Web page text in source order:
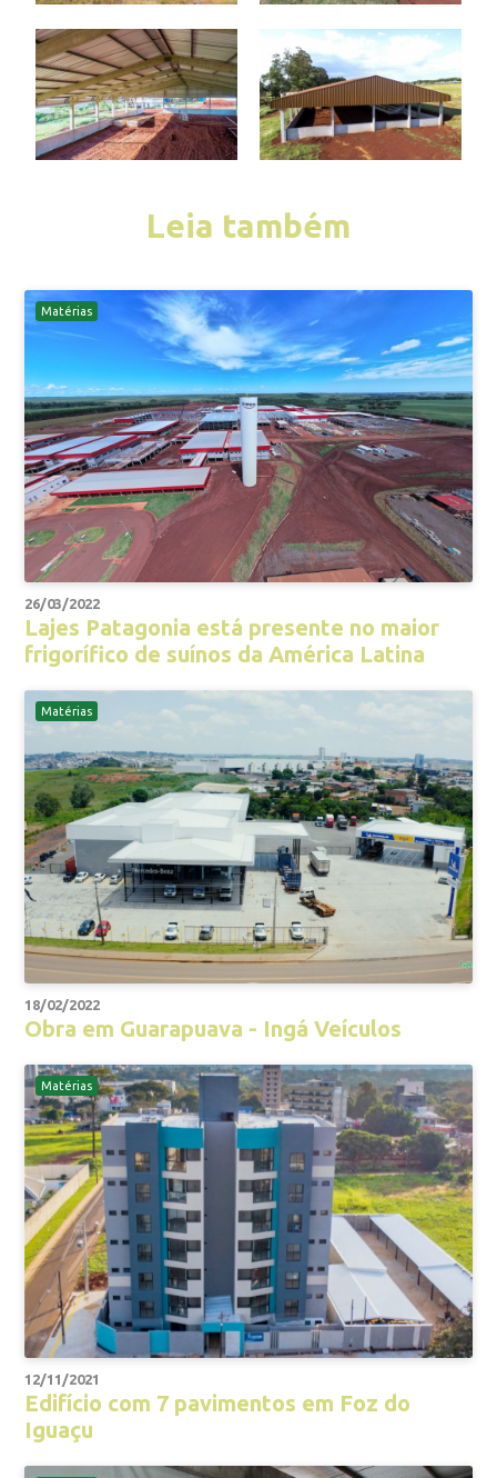
Leia também
Matérias
26/03/2022
Lajes Patagonia está presente no maior
frigorífico de suínos da América Latina
Matérias
18/02/2022
Obra em Guarapuava - Ingá Veículos
Matérias
12/11/2021
Edifício com 7 pavimentos em Foz do
Iguaçu